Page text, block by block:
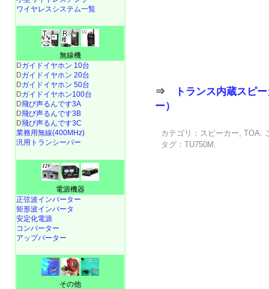
⇒
トランス内蔵スピ
ー）
カテゴリ： スピーカー,TOA.
タグ：TU750M .
ワイヤレスシステム一覧
無線機
Dガイドイヤホン 10台
Dガイドイヤホン 20台
Dガイドイヤホン 50台
Dガイドイヤホン100台
D飛び声るんです3A
D飛び声るんです3B
D飛び声るんです3C
業務用無線(400MHz)
汎用トランシーバー
電源機器
正弦波インバーター
矩形波インバータ
安定化電源
コンバーター
アップバーター
その他